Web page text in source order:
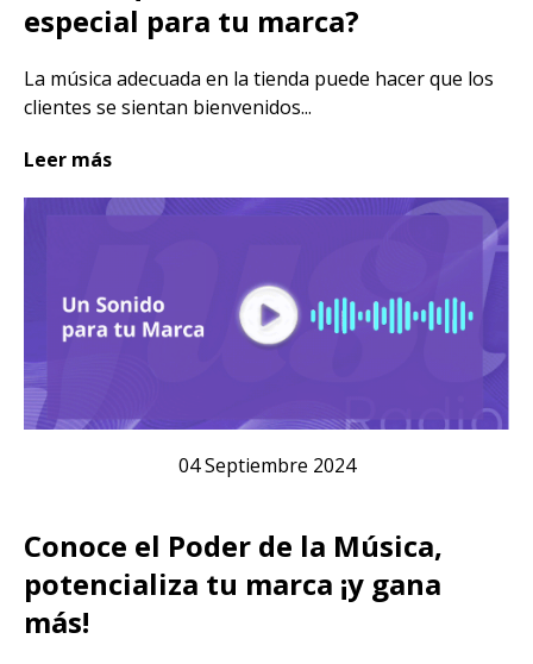
especial para tu marca?
La música adecuada en la tienda puede hacer que los
clientes se sientan bienvenidos...
Leer más
04 Septiembre 2024
Conoce el Poder de la Música,
potencializa tu marca ¡y gana
más!